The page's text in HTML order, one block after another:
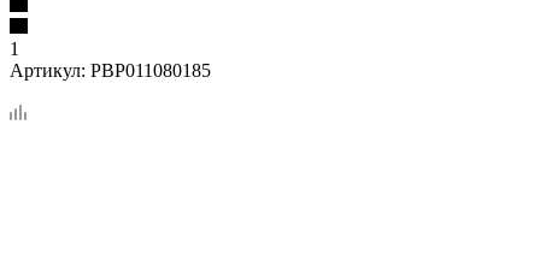
1
Артикул: PBP011080185